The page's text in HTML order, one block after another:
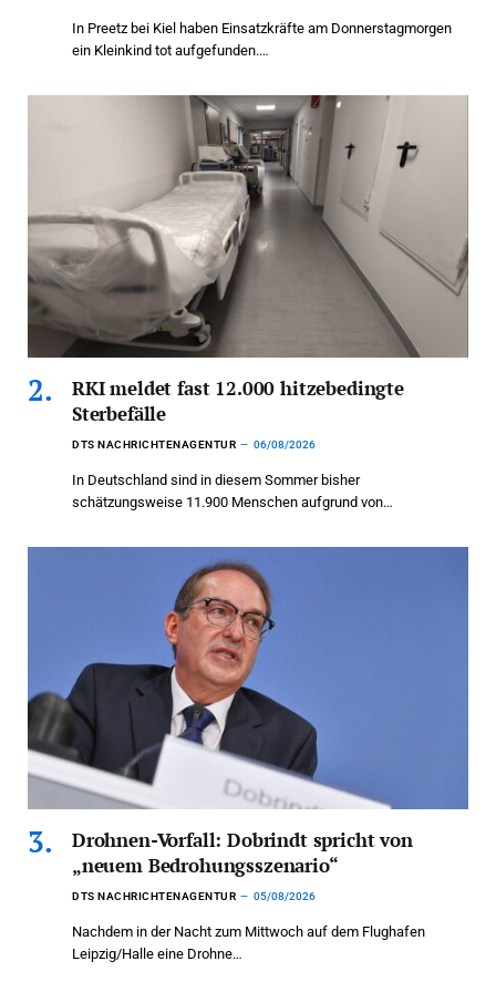
In Preetz bei Kiel haben Einsatzkräfte am Donnerstagmorgen
ein Kleinkind tot aufgefunden.…
RKI meldet fast 12.000 hitzebedingte
Sterbefälle
DTS NACHRICHTENAGENTUR 06/08/2026
In Deutschland sind in diesem Sommer bisher
schätzungsweise 11.900 Menschen aufgrund von…
Drohnen-Vorfall: Dobrindt spricht von
„neuem Bedrohungsszenario“
DTS NACHRICHTENAGENTUR 05/08/2026
Nachdem in der Nacht zum Mittwoch auf dem Flughafen
Leipzig/Halle eine Drohne…